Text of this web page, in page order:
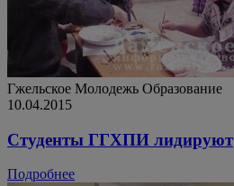
Гжельское Молодежь Образование
10.04.2015
Студенты ГГХПИ лидируют
Подробнее